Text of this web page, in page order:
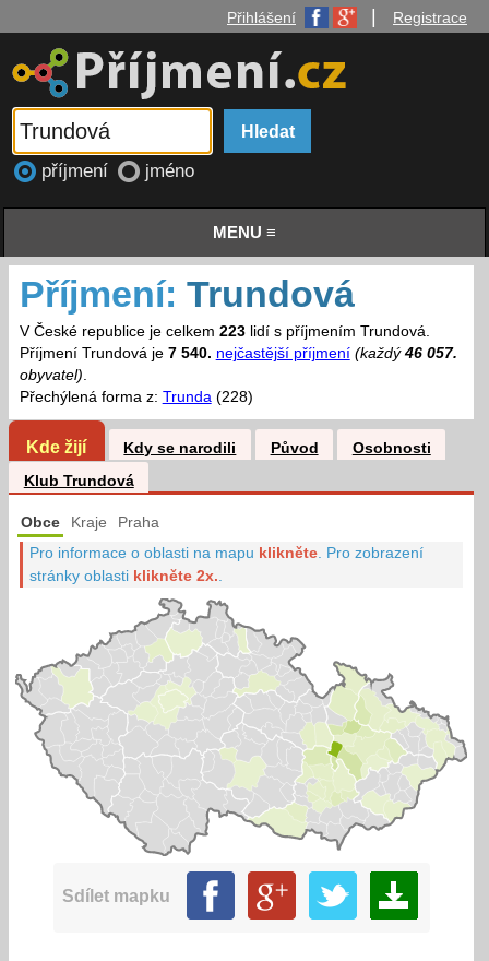
Přihlášení Registrace
příjmení jméno
MENU ≡
Příjmení: Trundová
V České republice je celkem 223lidí s příjmením Trundová.
Příjmení Trundová je 7 540. nejčastější příjmení (každý 46 057.
obyvatel).
Přechýlená forma z: Trunda(228)
Kde žijí Kdy se narodili Původ
Osobnosti
Klub Trundová
Obce Kraje Praha
Pro informace o oblasti na mapu klikněte Pro zobrazení
stránky oblasti klikněte 2x.
Sdílet mapku